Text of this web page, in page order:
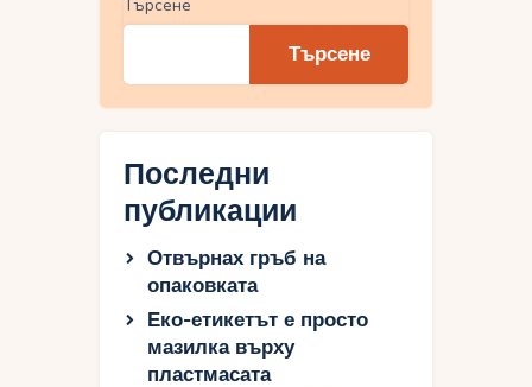
Търсене
Търсене
Последни
публикации
Отвърнах гръб на
опаковката
Еко-етикетът е просто
мазилка върху
пластмасата